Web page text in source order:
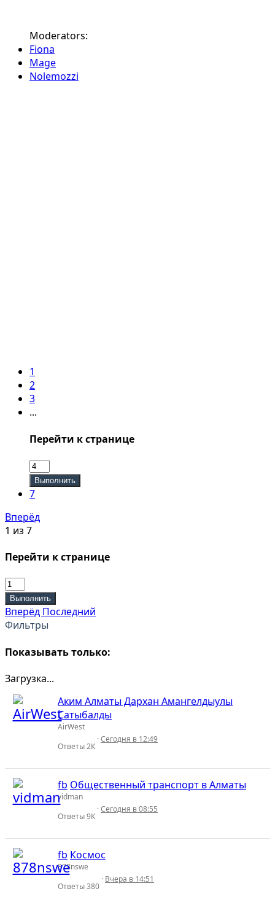
Moderators:
Fiona
Mage
Nolemozzi
1
2
3
...
Перейти к странице
Выполнить
7
Вперёд
1 из 7
Перейти к странице
Выполнить
Вперёд Последний
Фильтры
Показывать только:
Загрузка...
Аким Алматы Дархан Амангелдыулы
Сатыбалды
AirWest
Ответы2К
Сегодня в 12:49
fb Общественный транспорт в Алматы
vidman
Ответы9К
Сегодня в 08:55
fb Космос
878nswe
Ответы380
Вчера в 14:51